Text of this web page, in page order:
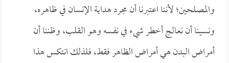
والمصلحين؛ لأننا اعتبرنا أن مجرد هداية الإنسان في ظاهره،
ونسينا أن نعالج أخطر شيء في نفسه وهو القلب، وظننا أن
أمراض البدن هي أمراض الظاهر فقط، فلذلك انتكس هذا